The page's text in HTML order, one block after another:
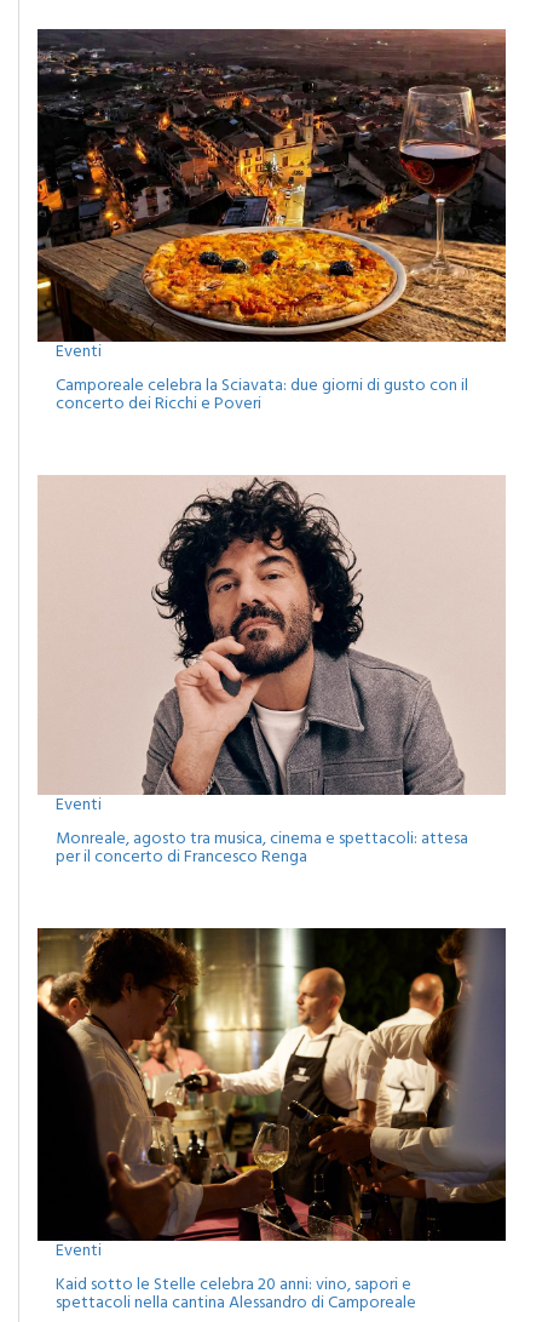
Eventi
Camporeale celebra la Sciavata: due giorni di gusto con il
concerto dei Ricchi e Poveri
Eventi
Monreale, agosto tra musica, cinema e spettacoli: attesa
per il concerto di Francesco Renga
Eventi
Kaid sotto le Stelle celebra 20 anni: vino, sapori e
spettacoli nella cantina Alessandro di Camporeale